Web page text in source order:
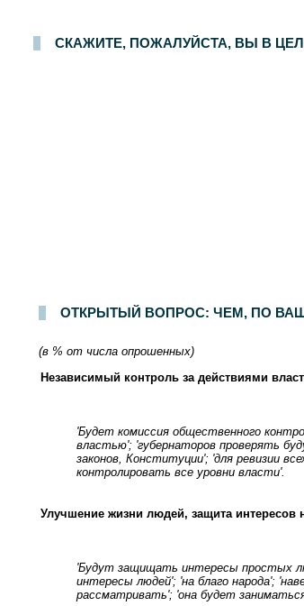
СКАЖИТЕ, ПОЖАЛУЙСТА, ВЫ В
ОТКРЫТЫЙ ВОПРОС: ЧЕМ, ПО
(в % от числа опрошенных)
Независимый контроль за действиями
'Будет комиссия общественного
властью'; 'губернаторов проверять
законов, Конституции'; 'для ревизии
контролировать все уровни власти'.
Улучшение жизни людей, защита интересов
'Будут защищать интересы простых
интересы людей'; 'на благо народа';
рассматривать'; 'она будет